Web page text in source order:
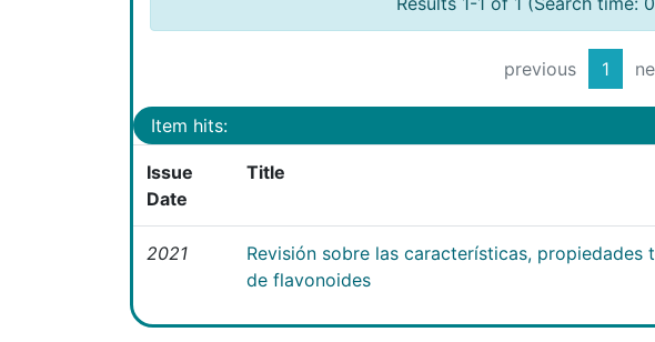
previous 1
Item hits:
Issue
Date
Title
2021
Revisión sobre las características, propiedades
de flavonoides